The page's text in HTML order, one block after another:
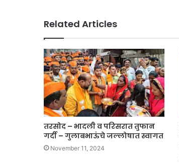
Related Articles
तरसोद – भादली व परिसरात तुफान
गर्दी – गुलाबभाऊंचे जल्लोषात स्वागत
November 11, 2024